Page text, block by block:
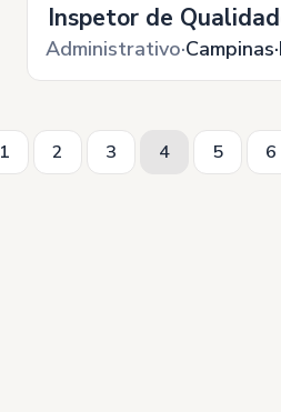
Inspetor de
Administrativo Campinas
1 2 3 4 5 6